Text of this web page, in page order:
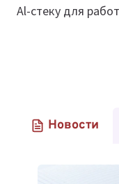
Al-стеку для
Новости